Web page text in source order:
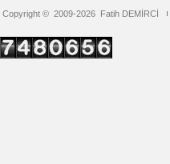
Copyright © 2009-2026 Fatih DEMİRCİ